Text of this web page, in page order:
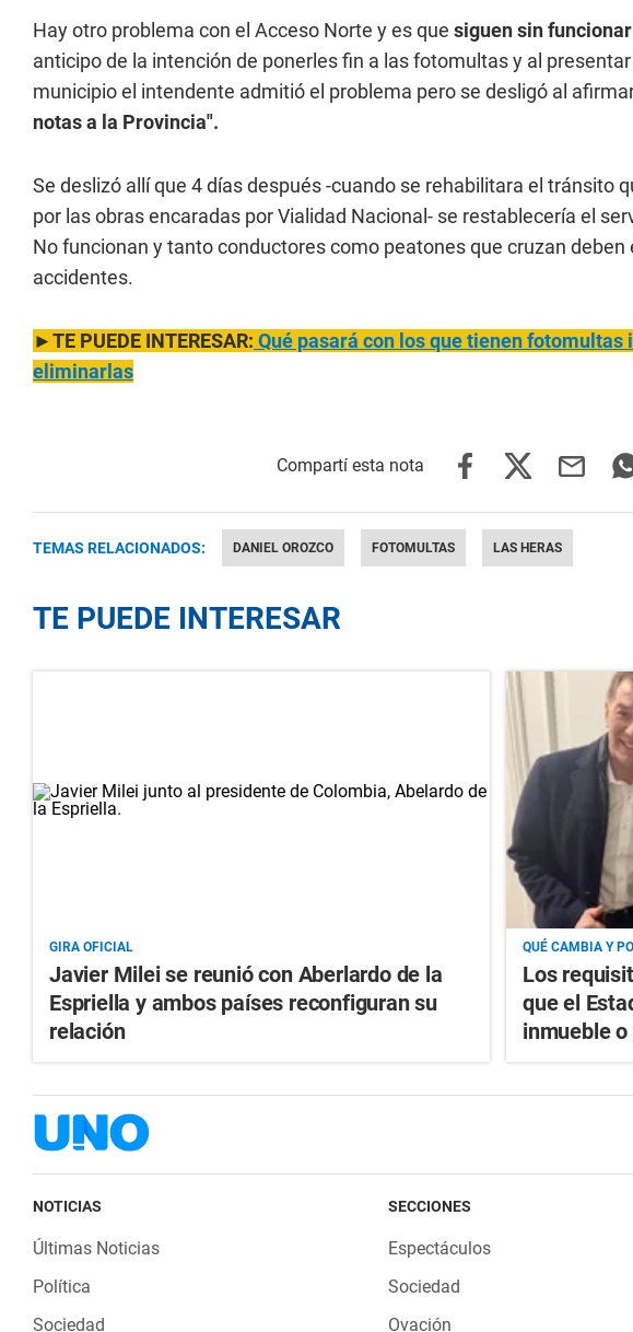
Hay otro problema con el Acceso Norte y es que siguen sin
anticipo de la intención de ponerles fin a las fotomultas y al
municipio el intendente admitió el problema pero se desligó al
notas a la Provincia".
Se deslizó allí que 4 días después -cuando se rehabilitara el tránsito
por las obras encaradas por Vialidad Nacional- se restablecería el
No funcionan y tanto conductores como peatones que cruzan
accidentes.
►TE PUEDE INTERESAR: Qué pasará con los que tienen
eliminarlas
TEMAS RELACIONADOS: DANIEL OROZCO FOTOMULTAS LAS HERAS
TE PUEDE INTERESAR
GIRA OFICIAL
Javier Milei se reunió con Aberlardo de la
Espriella y ambos países reconfiguran su
relación
QUÉ CAMBIA Y
Los
que el
inmueble
NOTICIAS
Últimas Noticias
Política
Sociedad
SECCIONES
Espectáculos
Sociedad
Ovación